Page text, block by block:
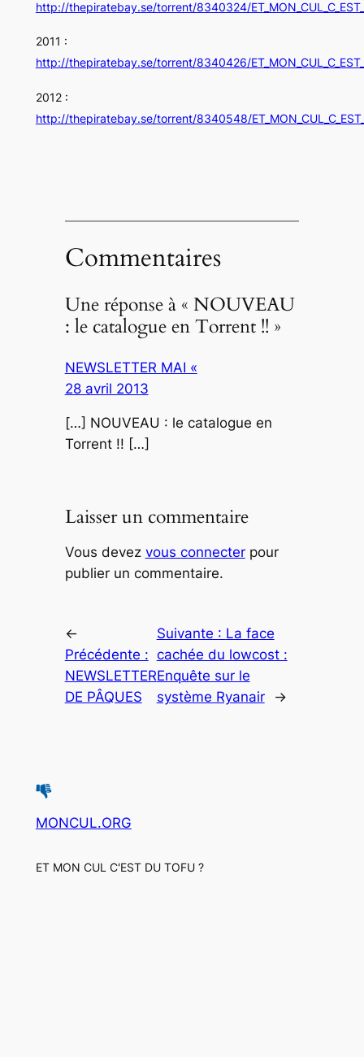
http://thepiratebay.se/torrent/8340324/
2011 :
http://thepiratebay.se/torrent/8340426/
2012 :
http://thepiratebay.se/torrent/8340548/
Commentaires
Une réponse à « NOUVEAU
: le catalogue en Torrent !! »
NEWSLETTER MAI «
28 avril 2013
[…] NOUVEAU : le catalogue en
Torrent !! […]
Laisser un commentaire
Vous devez vous connecterpour
publier un commentaire.
←
Précédente :
NEWSLETTER
DE PÂQUES
Suivante : La face
cachée du lowcost :
Enquête sur le
système Ryanair
→
MONCUL.ORG
ET MON CUL C'EST DU TOFU ?